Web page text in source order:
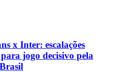
x Inter: escalações
jogo decisivo pela